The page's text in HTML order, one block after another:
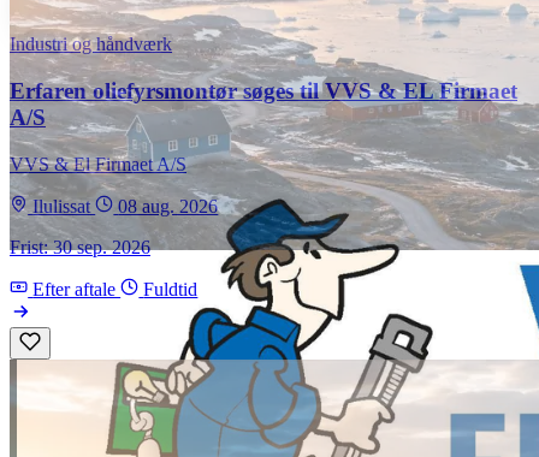
Industri og håndværk
Erfaren oliefyrsmontør søges til VVS & EL Firmaet
A/S
VVS & El Firmaet A/S
Ilulissat
08 aug. 2026
Frist: 30 sep. 2026
Efter aftale Fuldtid